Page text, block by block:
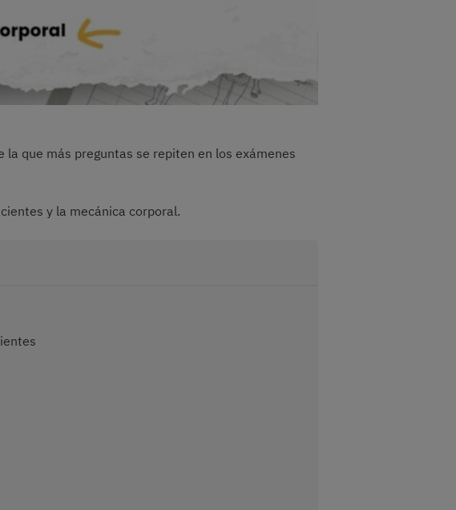
la que más preguntas se repiten en los exámenes
y la mecánica corporal.